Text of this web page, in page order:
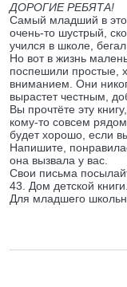
ДОРОГИЕ РЕБЯТА!
Самый младший в
очень-то шустрый,
учился в школе,
Но вот в жизнь
поспешили простые,
вниманием. Они
вырастет честным,
Вы прочтёте эту
кому-то совсем
будет хорошо, если
Напишите,
она вызвала у вас.
Свои письма
43. Дом детской книги.
Для младшего